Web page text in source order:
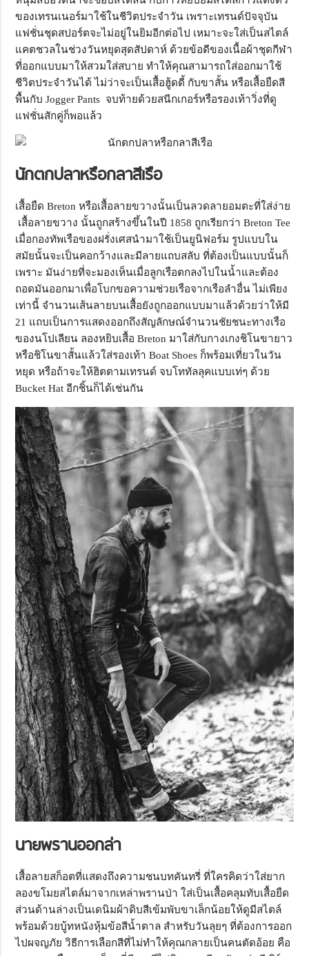
ของเทรนเนอร์มาใช้ในชีวิตประจำวัน เพราะเทรนด์ปัจจุบัน
แฟชั่นชุดสปอร์ตจะไม่อยู่ในยิมอีกต่อไป เหมาะจะใส่เป็นสไตล์
แคตชวลในช่วงวันหยุดสุดสัปดาห์ ด้วยข้อดีของเนื้อผ้าชุดกีฬา
ที่ออกแบบมาให้สวมใส่สบาย ทำให้คุณสามารถใส่ออกมาใช้
ชีวิตประจำวันได้ ไม่ว่าจะเป็นเสื้อฮู้ดดี้ กับขาสั้น หรือเสื้อยืดสี
พื้นกับ Jogger Pants จบท้ายด้วยสนีกเกอร์หรือรองเท้าวิ่งที่ดู
แฟชั่นสักคู่ก็พอแล้ว
นักตกปลาหรือกลาสีเรือ
เสื้อยืด Breton หรือเสื้อลายขวางนั้นเป็นลวดลายอมตะที่ใส่ง่าย
เสื้อลายขวาง นั้นถูกสร้างขึ้นในปี 1858 ถูกเรียกว่า Breton Tee
เมื่อกองทัพเรือของฝรั่งเศสนำมาใช้เป็นยูนิฟอร์ม รูปแบบใน
สมัยนั้นจะเป็นคอกว้างและมีลายแถบสลับ ที่ต้องเป็นแบบนั้นก็
เพราะ มันง่ายที่จะมองเห็นเมื่อลูกเรือตกลงไปในน้ำและต้อง
ถอดมันออกมาเพื่อโบกขอความช่วยเรือจากเรือลำอื่น ไม่เพียง
เท่านี้ จำนวนเส้นลายบนเสื้อยังถูกออกแบบมาแล้วด้วยว่าให้มี
21 แถบเป็นการแสดงออกถึงสัญลักษณ์จำนวนชัยชนะทางเรือ
ของนโปเลียน ลองหยิบเสื้อ Breton มาใส่กับกางเกงชิโนขายาว
หรือชิโนขาสั้นแล้วใส่รองเท้า Boat Shoes ก็พร้อมเที่ยวในวัน
หยุด หรือถ้าจะให้ฮิตตามเทรนด์ จบโททัลลุคแบบเท่ๆ ด้วย
Bucket Hat อีกชิ้นก็ได้เช่นกัน
นายพรานออกล่า
เสื้อลายสก็อตที่แสดงถึงความชนบทคันทรี่ ที่ใครคิดว่าใส่ยาก
ลองขโมยสไตล์มาจากเหล่าพรานป่า ใส่เป็นเสื้อคลุมทับเสื้อยืด
ส่วนด้านล่างเป็นเดนิมผ้าดิบสีเข้มพับขาเล็กน้อยให้ดูมีสไตล์
พร้อมด้วยบู้ทหนังหุ้มข้อสีน้ำตาล สำหรับวันลุยๆ ที่ต้องการออก
ไปผจญภัย วิธีการเลือกสีที่ไม่ทำให้คุณกลายเป็นคนตัดอ้อย คือ